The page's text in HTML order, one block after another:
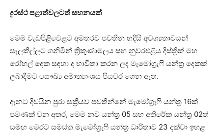
දුරස්ථ පළාත්වලටත් සහනයක්
මෙම වැඩපිළිවෙළට අමතරව පවතින හදිසි අවශ්‍යතාවයන්
සැලකිල්ලට ගනිමින් ත්‍රිකුණාමලය සහ නුවරඑළිය දිස්ත්‍රික් මහ
රෝහල් දෙක සඳහා ද භාවිතා කරන ලද මැමෝග්‍රැෆි යන්ත්‍ර දෙකක්
ලබාදීමට සෞඛ්‍ය අමාත්‍යාංශය පියවර ගෙන ඇත.
දැනට දිවයින පුරා සක්‍රීයව පවතින්නේ මැමෝග්‍රැෆි යන්ත්‍ර 16ක්
පමණක් වන අතර, මෙම නව යන්ත්‍ර 05 සහ අතිරේක යන්ත්‍ර 02ත්
සමඟ මෙරට සමස්ත මැමෝග්‍රැෆි යන්ත්‍ර ධාරිතාව 23 දක්වා ඉහළ